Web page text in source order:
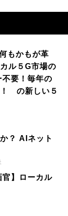
もかもが革
ル５G市場の
不要！毎年の
！ の新しい５
？ AIネット
官】ローカル